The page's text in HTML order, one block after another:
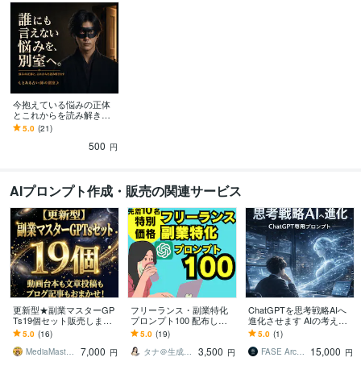
今抱えている悩みの正体
とこれからを読み解きま
す 恋愛・仕事・お金・人
間関係。なぜ止まるのか
5.0 (21)
500 円
AIプロンプト作成・販売の関連サービス
更新型★副業マスターGP
Ts19個セット販売します
プロ動画編集者監修！完
全おまかせで台本作成！
便利ツールも！
5.0 (16)
MediaMaster ー ユリ ー
7,000 円
フリーランス・副業特化
プロンプト100 配布しま
す 【先着20名★特別価
格】ChatGPTでAI副業を
マスター！
5.0 (19)
タナ＠生成AI活用サポーター
3,500 円
ChatGPTを思考戦略AIへ
進化させます AIの考え方
そのものを変えるプロン
プト
5.0 (1)
FASE Architect
15,000 円